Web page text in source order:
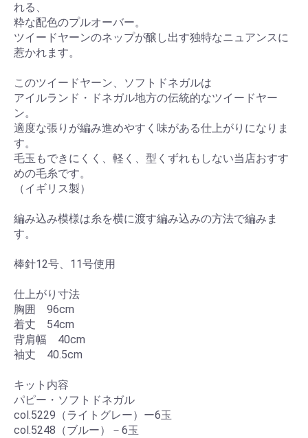
れる、
粋な配色のプルオーバー。
ツイードヤーンのネップが醸し出す独特なニュアンスに
惹かれます。
このツイードヤーン、ソフトドネガルは
アイルランド・ドネガル地方の伝統的なツイードヤー
ン。
適度な張りが編み進めやすく味がある仕上がりになりま
す。
毛玉もできにくく、軽く、型くずれもしない当店おすす
めの毛糸です。
（イギリス製）
編み込み模様は糸を横に渡す編み込みの方法で編みま
す。
棒針12号、11号使用
仕上がり寸法
胸囲 96cm
着丈 54cm
背肩幅 40cm
袖丈 40.5cm
キット内容
パピー・ソフトドネガル
col.5229（ライトグレー）ー6玉
col.5248（ブルー）－6玉